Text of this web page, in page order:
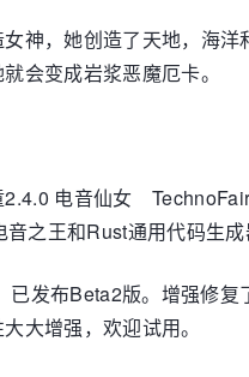
神，她创造了天地，海洋
会变成岩浆恶魔厄卡。
2.4.0 电音仙女
之王和Rust通用代码生
已发布Beta2版。增强修复
大增强，欢迎试用。